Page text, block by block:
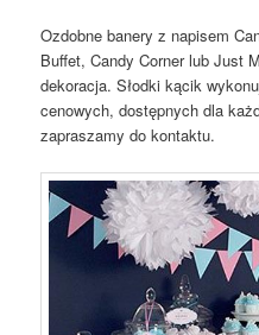
Ozdobne banery z napisem
Buffet, Candy Corner lub Just
dekoracja. Słodki kącik
cenowych, dostępnych dla
zapraszamy do kontaktu.